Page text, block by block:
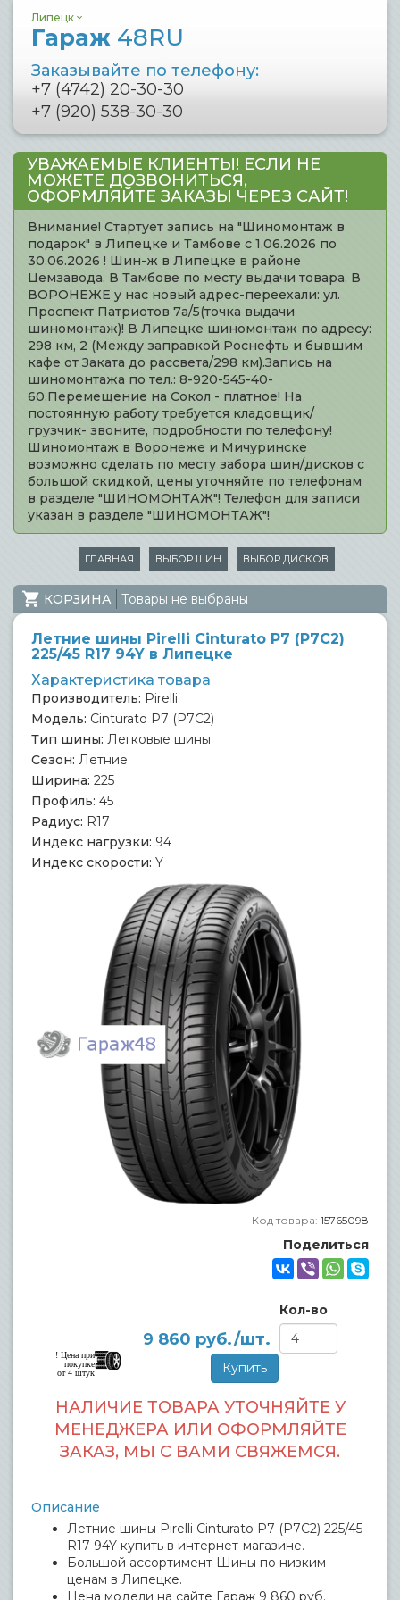
Липецк
Гараж 48RU
Заказывайте по телефону:
+7 (4742) 20-30-30
+7 (920) 538-30-30
УВАЖАЕМЫЕ КЛИЕНТЫ! ЕСЛИ НЕ
МОЖЕТЕ ДОЗВОНИТЬСЯ,
ОФОРМЛЯЙТЕ ЗАКАЗЫ ЧЕРЕЗ САЙТ!
Внимание! Стартует запись на "Шиномонтаж в
подарок" в Липецке и Тамбове с 1.06.2026 по
30.06.2026 ! Шин-ж в Липецке в районе
Цемзавода. В Тамбове по месту выдачи товара. В
ВОРОНЕЖЕ у нас новый адрес-переехали: ул.
Проспект Патриотов 7а/5(точка выдачи
шиномонтаж)! В Липецке шиномонтаж по адресу:
298 км, 2 (Между заправкой Роснефть и бывшим
кафе от Заката до рассвета/298 км).Запись на
шиномонтажа по тел.: 8-920-545-40-
60.Перемещение на Сокол - платное! На
постоянную работу требуется кладовщик/
грузчик- звоните, подробности по телефону!
Шиномонтаж в Воронеже и Мичуринске
возможно сделать по месту забора шин/дисков с
большой скидкой, цены уточняйте по телефонам
в разделе "ШИНОМОНТАЖ"! Телефон для записи
указан в разделе "ШИНОМОНТАЖ"!
ГЛАВНАЯ ВЫБОР ШИН ВЫБОР ДИСКОВ
КОРЗИНА Товары не выбраны
Летние шины Pirelli Cinturato P7 (P7C2)
225/45 R17 94Y в Липецке
Характеристика товара
Производитель: Pirelli
Модель: Cinturato P7 (P7C2)
Тип шины: Легковые шины
Сезон: Летние
Ширина: 225
Профиль: 45
Радиус: R17
Индекс нагрузки: 94
Индекс скорости: Y
Код товара: 15765098
Поделиться
! Цена при
покупке
от 4 штук
9 860 руб./шт.
Кол-во
НАЛИЧИЕ ТОВАРА УТОЧНЯЙТЕ У
МЕНЕДЖЕРА ИЛИ ОФОРМЛЯЙТЕ
ЗАКАЗ, МЫ С ВАМИ СВЯЖЕМСЯ.
Описание
Летние шины Pirelli Cinturato P7 (P7C2) 225/45
R17 94Y купить в интернет-магазине.
Большой ассортимент Шины по низким
ценам в Липецке.
Цена модели на сайте Гараж 9 860 руб.